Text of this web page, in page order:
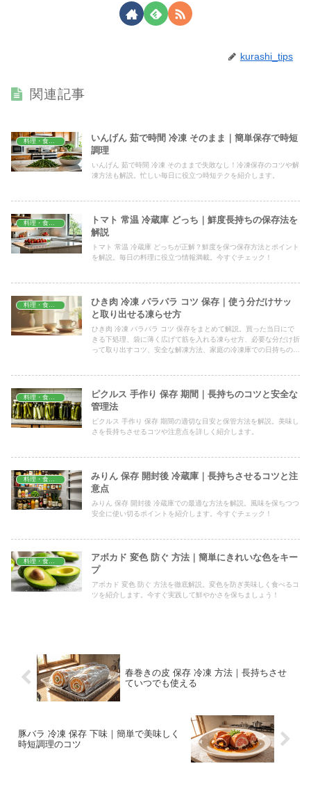
kurashi_tips
関連記事
料理・食材保存
いんげん 茹で時間 冷凍 そのまま｜簡単保存で時短
調理
いんげん 茹で時間 冷凍 そのままで失敗なし！冷凍保存のコツや解
凍方法も解説。忙しい毎日に役立つ時短テクを紹介します。
トマト 常温 冷蔵庫 どっち｜鮮度長持ちの保存法を
解説
トマト 常温 冷蔵庫 どっちが正解？鮮度を保つ保存方法とポイント
を解説。毎日の料理に役立つ情報満載。今すぐチェック！
ひき肉 冷凍 パラパラ コツ 保存｜使う分だけサッ
と取り出せる凍らせ方
ひき肉 冷凍 パラパラ コツ 保存をまとめて解説。買った当日にで
きる下処理、袋に薄く広げて筋を入れる凍らせ方、必要な分だけ折
って取り出すコツ、安全な解凍方法、家庭の冷凍庫での日持ちの目
ピクルス 手作り 保存 期間｜長持ちのコツと安全な
管理法
ピクルス 手作り 保存 期間の適切な目安と保管方法を解説。美味し
さを長持ちさせるコツや注意点を詳しく紹介します。
みりん 保存 開封後 冷蔵庫｜長持ちさせるコツと注
意点
みりん 保存 開封後 冷蔵庫での最適な方法を解説。風味を保ちつつ
安全に使い切るポイントを紹介します。今すぐチェック！
アボカド 変色 防ぐ 方法｜簡単にきれいな色をキー
プ
アボカド 変色 防ぐ 方法を徹底解説。変色を防ぎ美味しく食べるコ
ツを紹介します。今すぐ実践して鮮やかさを保ちましょう！
春巻きの皮 保存 冷凍 方法｜長持ちさせ
ていつでも使える
豚バラ 冷凍 保存 下味｜簡単で美味しく
時短調理のコツ